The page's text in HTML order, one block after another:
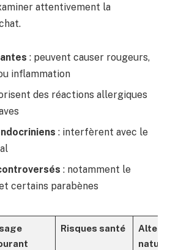
attentivement la
: peuvent causer rougeurs,
inflammation
des réactions allergiques
: interfèrent avec le
: notamment le
certains parabènes
Risques santé